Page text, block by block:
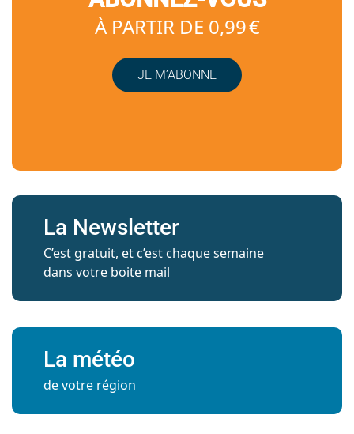
À PARTIR DE 0,99 €
JE M’ABONNE
La Newsletter
C’est gratuit, et c’est chaque semaine
dans votre boite mail
La météo
de votre région